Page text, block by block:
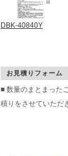
DBK-40840Y
お見積りフォーム
■ 数量のまとまった
積りをさせていただ